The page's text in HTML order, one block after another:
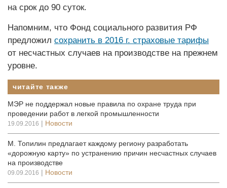
на срок до 90 суток.
Напомним, что Фонд социального развития РФ
предложил сохранить в 2016 г. страховые тарифы
от несчастных случаев на производстве на прежнем
уровне.
читайте также
МЭР не поддержал новые правила по охране труда при
проведении работ в легкой промышленности
19.09.2016 | Новости
М. Топилин предлагает каждому региону разработать
«дорожную карту» по устранению причин несчастных случаев
на производстве
09.09.2016 | Новости